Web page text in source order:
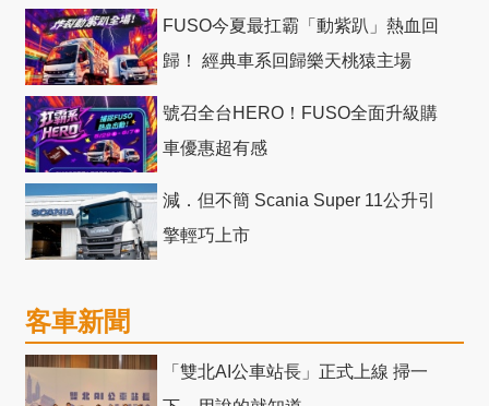
FUSO今夏最扛霸「動紫趴」熱血回
歸！ 經典車系回歸樂天桃猿主場
號召全台HERO！FUSO全面升級購
車優惠超有感
減．但不簡 Scania Super 11公升引
擎輕巧上市
客車新聞
「雙北AI公車站長」正式上線 掃一